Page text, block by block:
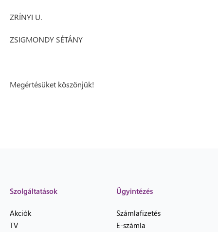
ZRÍNYI U.
ZSIGMONDY SÉTÁNY
Megértésüket köszönjük!
Szolgáltatások
Akciók
TV
Ügyintézés
Számlafizetés
E-számla